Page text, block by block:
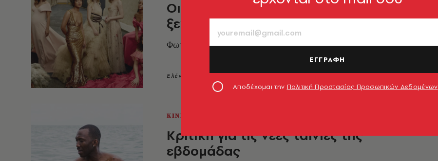
Οι 10+1 δυναμικές γυναίκες που
ξεχώρισε το Vanity Fair για το 2017
Φωτογραφίζονται στο φακό της Annie Leibovitz
Ελένη Μπεζιριάνογλου
ΚΙΝΗΜΑΤΟΓΡΑΦΟΣ
Κριτική για τις νέες ταινίες της
εβδομάδας
ΕΓΓΡΑΦΗ
Αποδέχομαι την Πολιτική Προστασίας Προσωπικών Δεδομένων